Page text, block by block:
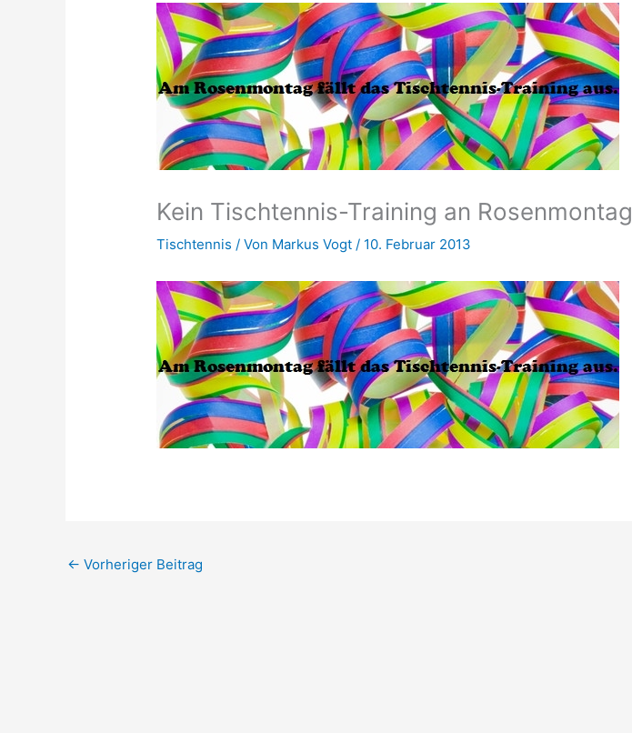
Kein Tischtennis-Training an Rosenmontag
Tischtennis / Von Markus Vogt/ 10. Februar 2013
← Vorheriger Beitrag